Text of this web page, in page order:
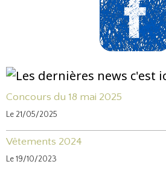
Concours du 18 mai 2025
Le 21/05/2025
Vêtements 2024
Le 19/10/2023